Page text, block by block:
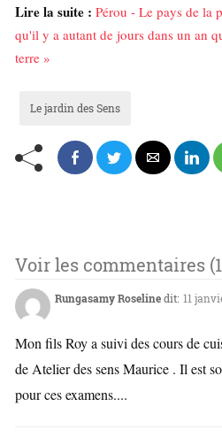
Lire la suite : Pérou - Le pays de la
qu'il y a autant de jours dans un an
terre »
Le jardin des Sens
Voir les commentaires
Rungasamy Roselinedit: 11
Mon fils Roy a suivi des cours de
de Atelier des sens Maurice . Il est
pour ces examens....